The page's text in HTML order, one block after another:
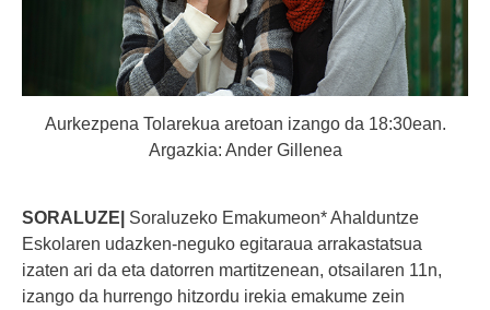
Aurkezpena Tolarekua aretoan izango da 18:30ean.
Argazkia: Ander Gillenea
SORALUZE| Soraluzeko Emakumeon* Ahalduntze
Eskolaren udazken-neguko egitaraua arrakastatsua
izaten ari da eta datorren martitzenean, otsailaren 11n,
izango da hurrengo hitzordu irekia emakume zein